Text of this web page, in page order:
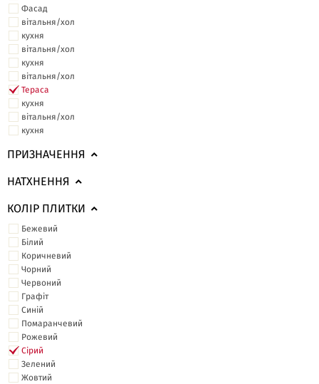
Фасад
вітальня/хол
кухня
вітальня/хол
кухня
вітальня/хол
Тераса
кухня
вітальня/хол
кухня
ПРИЗНАЧЕННЯ
НАТХНЕННЯ
КОЛІР ПЛИТКИ
Бежевий
Білий
Коричневий
Чорний
Червоний
Графіт
Синій
Помаранчевий
Рожевий
Сірий
Зелений
Жовтий